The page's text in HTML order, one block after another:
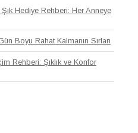
Hediye Rehberi: Her Anneye
Boyu Rahat Kalmanın Sırları
Rehberi: Şıklık ve Konfor